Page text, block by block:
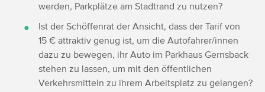
werden, Parkplätze am Stadtrand zu nutzen?
Ist der Schöffenrat der Ansicht, dass der Tarif von
15 € attraktiv genug ist, um die Autofahrer/innen
dazu zu bewegen, ihr Auto im Parkhaus Gernsback
stehen zu lassen, um mit den öffentlichen
Verkehrsmitteln zu ihrem Arbeitsplatz zu gelangen?